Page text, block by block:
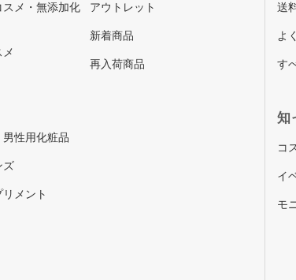
スメ・無添加化
メ
男性用化粧品
ズ
メント
アウトレット
新着商品
再入荷商品
送
よ
す
知
コ
イ
モ